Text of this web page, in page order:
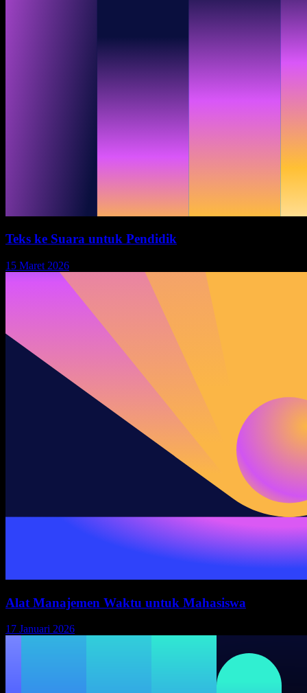
Teks ke Suara untuk Pendidik
15 Maret 2026
Alat Manajemen Waktu untuk Mahasiswa
17 Januari 2026